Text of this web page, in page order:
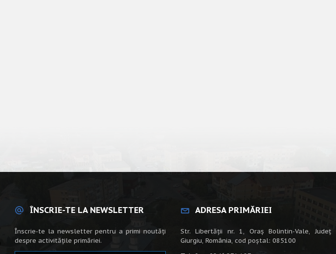
ÎNSCRIE-TE LA NEWSLETTER
Înscrie-te la newsletter pentru a primi noutăți
despre activitățile primăriei.
ADRESA PRIMĂRIEI
Str. Libertății nr. 1, Oraș Bolintin-Vale, Județ
Giurgiu, România, cod poștal: 085100